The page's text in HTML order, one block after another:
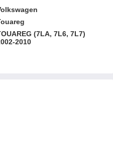
(7LA, 7L6, 7L7)
2010